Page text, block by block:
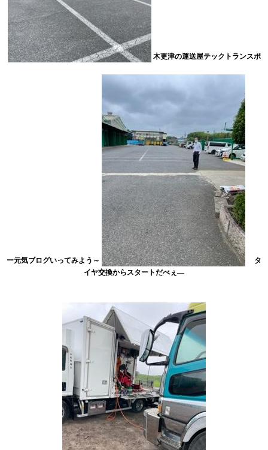
木更津の運送屋テックトランスポ
ー元気ブログいってみよう～
タ
イヤ交換からスタートだべぇ―